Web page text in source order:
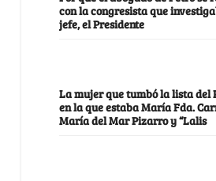
con la congresista que
jefe, el Presidente
La mujer que tumbó la lista del
en la que estaba María Fda.
María del Mar Pizarro y “Lalis